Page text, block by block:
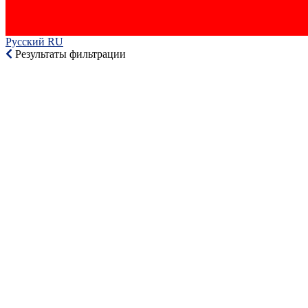
Русский RU‎
Результаты фильтрации